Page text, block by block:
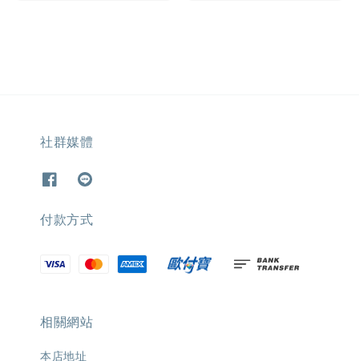
社群媒體
付款方式
相關網站
本店地址